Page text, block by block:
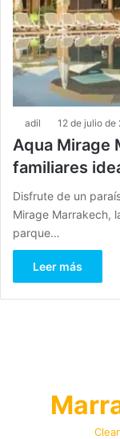
adil 12 de julio de
Aqua Mirage
familiares
Disfrute de un
Mirage Marrakech,
parque…
Leer más